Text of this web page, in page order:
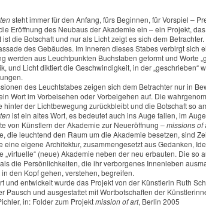
steht immer für den Anfang, fürs Beginnen, für Vorspiel –
Eröffnung des Neubaus der Akademie ein – ein Projekt,
ist die Botschaft und nur als Licht zeigt es sich dem
des Gebäudes. Im Inneren dieses Stabes verbirgt
werden aus Leuchtpunkten Buchstaben geformt und Worte
und Licht diktiert die Geschwindigkeit, in der „geschrieben“
des Leuchtstabes zeigen sich dem Betrachter nur in
Wort im Vorbeisehen oder Vorbeigehen auf. Die
hinter der Lichtbewegung zurückbleibt und die Botschaft so
ist ein altes Wort, es bedeutet auch ins Auge fallen, im
von Künstlern der Akademie zur Neueröffnung –missions of
die leuchtend den Raum um die Akademie besetzen, sind
eine eigene Architektur, zusammengesetzt aus Gedanken,
„virtuelle“ (neue) Akademie neben der neu erbauten. Die so
die Persönlichkeiten, die ihr verborgenes Innenleben
den Kopf gehen, verstehen, begreifen.
und entwickelt wurde das Projekt von der Künstlerin Ruth
Pausch und ausgestattet mit Wortbotschaften der
in: Folder zum Projektmission of art, Berlin 2005